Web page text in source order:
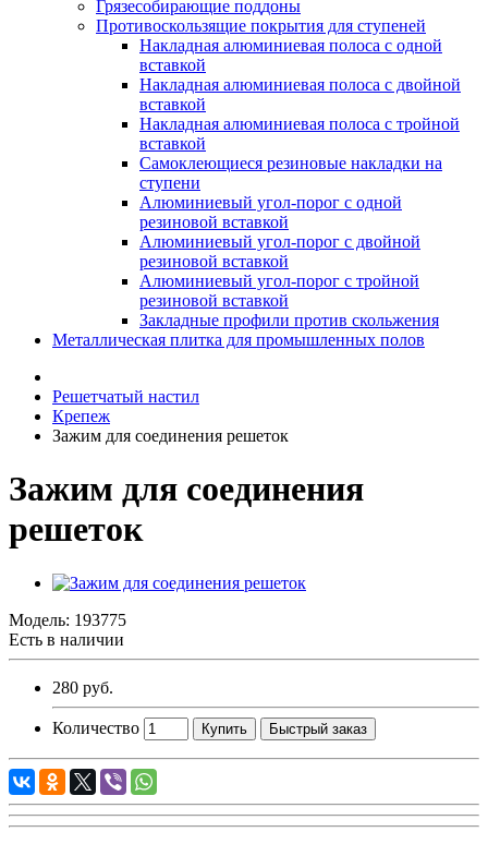
Грязесобирающие поддоны
Противоскользящие покрытия для ступеней
Накладная алюминиевая полоса с одной
вставкой
Накладная алюминиевая полоса с двойной
вставкой
Накладная алюминиевая полоса с тройной
вставкой
Самоклеющиеся резиновые накладки на
ступени
Алюминиевый угол-порог с одной
резиновой вставкой
Алюминиевый угол-порог с двойной
резиновой вставкой
Алюминиевый угол-порог с тройной
резиновой вставкой
Закладные профили против скольжения
Металлическая плитка для промышленных полов
Решетчатый настил
Крепеж
Зажим для соединения решеток
Зажим для соединения
решеток
Модель: 193775
Есть в наличии
280 руб.
Количество Купить Быстрый заказ